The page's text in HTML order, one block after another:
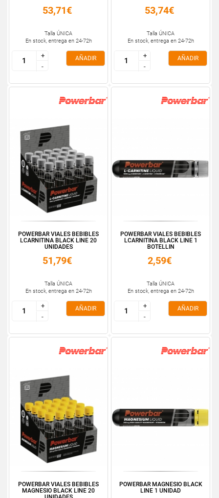
53,71€
Talla ÚNICA
En stock, entrega en 24-72h
+
-
+
-
AÑADIR
53,74€
Talla ÚNICA
En stock, entrega en 24-72h
+
-
+
-
AÑADIR
POWERBAR VIALES BEBIBLES
LCARNITINA BLACK LINE 20
UNIDADES
51,79€
Talla ÚNICA
En stock, entrega en 24-72h
+
-
+
-
AÑADIR
POWERBAR VIALES BEBIBLES
LCARNITINA BLACK LINE 1
BOTELLIN
2,59€
Talla ÚNICA
En stock, entrega en 24-72h
+
-
+
-
AÑADIR
POWERBAR VIALES BEBIBLES
MAGNESIO BLACK LINE 20
POWERBAR MAGNESIO BLACK
LINE 1 UNIDAD